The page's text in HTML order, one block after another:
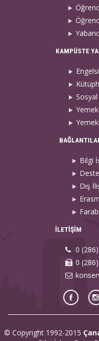
KAMPÜSTE
Bilgi
Dış
İLETİŞİM
0
0
© Copyright 1992-2015